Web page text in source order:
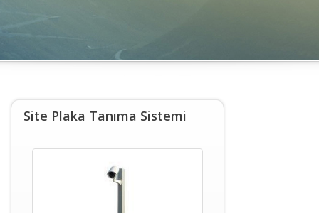
Site Plaka Tanıma Sistemi